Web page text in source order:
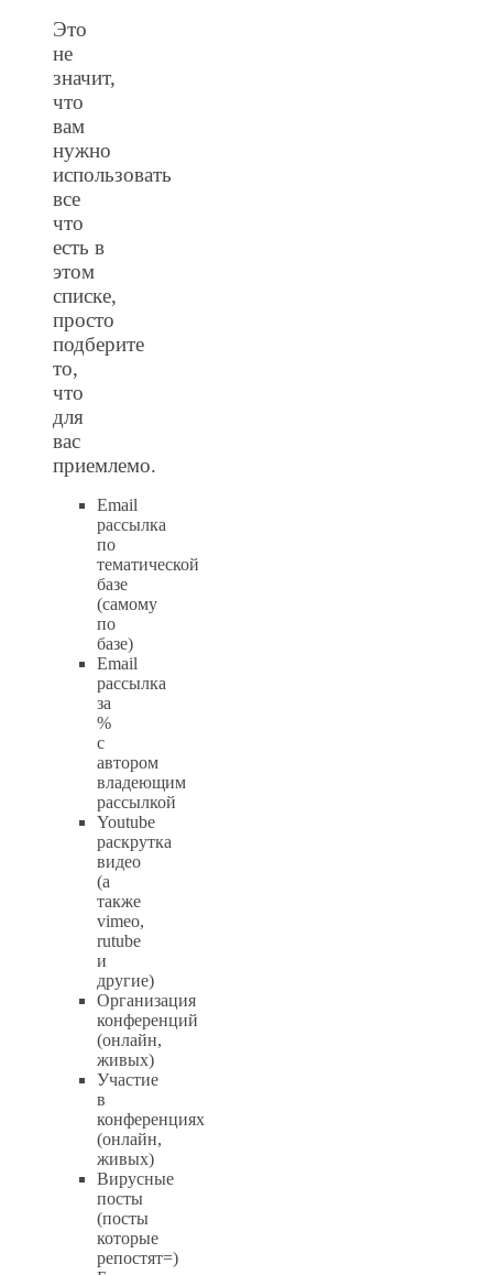
Это
не
значит,
что
вам
нужно
использовать
все
что
есть в
этом
списке,
просто
подберите
то,
что
для
вас
приемлемо.
Email
рассылка
по
тематической
базе
(самому
по
базе)
Email
рассылка
за
%
с
автором
владеющим
рассылкой
Youtube
раскрутка
видео
(а
также
vimeo,
rutube
и
другие)
Организация
конференций
(онлайн,
живых)
Участие
в
конференциях
(онлайн,
живых)
Вирусные
посты
(посты
которые
репостят=)